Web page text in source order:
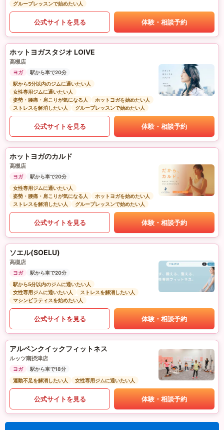
グループレッスンで始めたい人
公式サイトを見る 体験・相談予約
ホットヨガスタジオ LOIVE
高槻店
ヨガ
駅から車で20分
駅から5分以内のジムに通いたい人
女性専用ジムに通いたい人
姿勢・腰痛・肩こりが気になる人
ホットヨガを始めたい人
ストレスを解消したい人
グループレッスンで始めたい人
公式サイトを見る 体験・相談予約
ホットヨガのカルド
高槻店
ヨガ
駅から車で20分
女性専用ジムに通いたい人
姿勢・腰痛・肩こりが気になる人
ホットヨガを始めたい人
ストレスを解消したい人
グループレッスンで始めたい人
公式サイトを見る 体験・相談予約
ソエル(SOELU)
高槻店
ヨガ
駅から車で20分
駅から5分以内のジムに通いたい人
女性専用ジムに通いたい人
ストレスを解消したい人
マシンピラティスを始めたい人
公式サイトを見る 体験・相談予約
アルペンクイックフィットネス
ルッツ南摂津店
ヨガ
駅から車で18分
運動不足を解消したい人
女性専用ジムに通いたい人
公式サイトを見る 体験・相談予約